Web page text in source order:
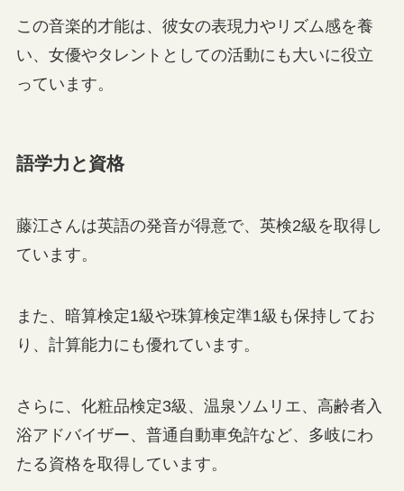
この音楽的才能は、彼女の表現力やリズム感を養
い、女優やタレントとしての活動にも大いに役立
っています。
語学力と資格
藤江さんは英語の発音が得意で、英検2級を取得し
ています。
また、暗算検定1級や珠算検定準1級も保持してお
り、計算能力にも優れています。
さらに、化粧品検定3級、温泉ソムリエ、高齢者入
浴アドバイザー、普通自動車免許など、多岐にわ
たる資格を取得しています。